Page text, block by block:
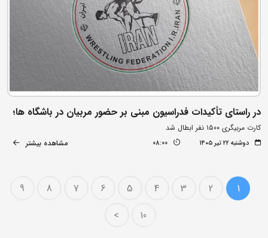
در راستای تأکیدات فدراسیون مبنی بر حضور مربیان در باشگاه ها؛
کارت مربیگری ۱۵۰۰ نفر ابطال شد
دوشنبه ۲۲ تیر ۱۴۰۵ 08:00 مشاهده بیشتر
1
2
3
4
5
6
7
8
9
10
>